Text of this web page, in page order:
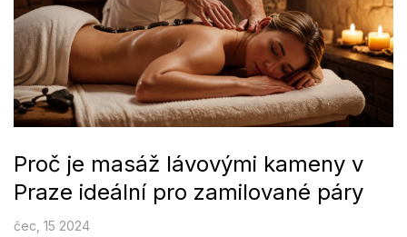
Proč je masáž lávovými kameny v
Praze ideální pro zamilované páry
čec, 15 2024